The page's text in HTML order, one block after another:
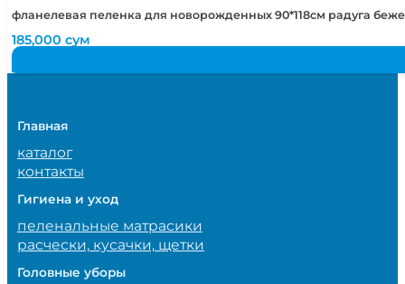
фланелевая пеленка для новорожденных 90*118см радуга
185,000сум
Главная
каталог
контакты
Гигиена и уход
пеленальные матрасики
расчески, кусачки, щетки
Головные уборы